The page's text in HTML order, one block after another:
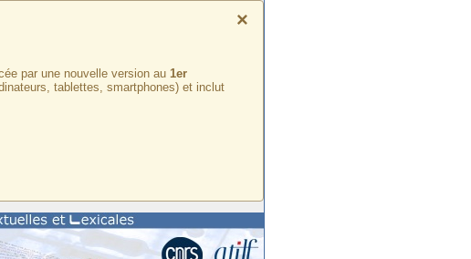
×
par une nouvelle version au 1er
tablettes, smartphones) et inclut